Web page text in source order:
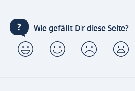
Wie gefällt Dir diese Seite?